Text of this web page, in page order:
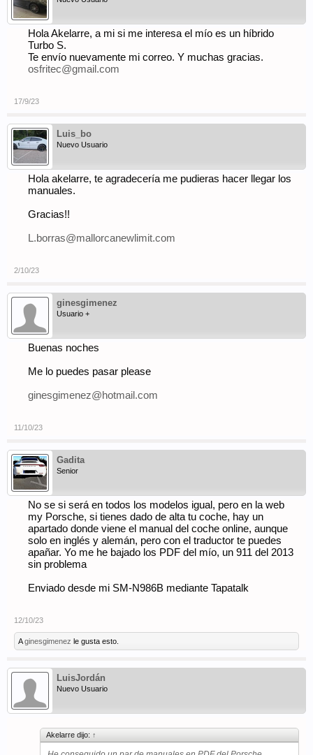
Hola Akelarre, a mi si me interesa el mío es un híbrido
Turbo S.
Te envío nuevamente mi correo. Y muchas gracias.
osfritec@gmail.com
17/9/23
Luis_bo
Nuevo Usuario
Hola akelarre, te agradecería me pudieras hacer llegar los
manuales.
Gracias!!
L.borras@mallorcanewlimit.com
2/10/23
ginesgimenez
Usuario +
Buenas noches
Me lo puedes pasar please
ginesgimenez@hotmail.com
11/10/23
Gadita
Senior
No se si será en todos los modelos igual, pero en la web
my Porsche, si tienes dado de alta tu coche, hay un
apartado donde viene el manual del coche online, aunque
solo en inglés y alemán, pero con el traductor te puedes
apañar. Yo me he bajado los PDF del mío, un 911 del 2013
sin problema
Enviado desde mi SM-N986B mediante Tapatalk
12/10/23
Aginesgimenez le gusta esto.
LuisJordán
Nuevo Usuario
Akelarre dijo: ↑